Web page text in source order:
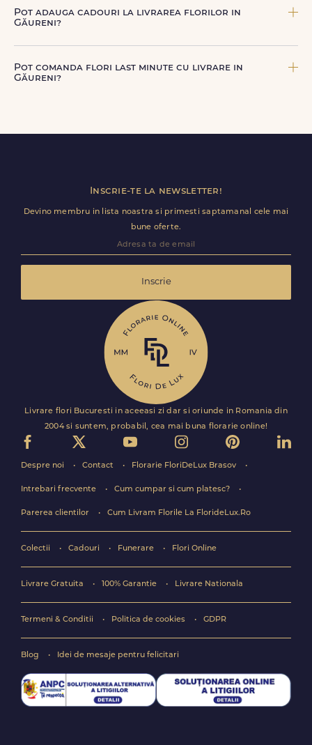
astfel incat poti comanda fara griji.
Pot adauga cadouri la livrarea florilor in
Găureni?
baloane, ursuleti de plus, torturi sau alte produse
premium direct in cosul de cumparaturi.
Pot comanda flori last minute cu livrare in
Găureni?
doar cateva ore.
Inscrie-te la newsletter!
Devino membru in lista noastra si primesti saptamanal cele mai
bune oferte.
Inscrie
Livrare flori Bucuresti in aceeasi zi dar si oriunde in Romania din
2004 si suntem, probabil, cea mai buna florarie online!
Despre noi Contact Florarie FloriDeLux Brasov
Intrebari frecvente Cum cumpar si cum platesc?
Parerea clientilor Cum Livram Florile La FlorideLux.Ro
Colectii Cadouri Funerare Flori Online
Livrare Gratuita 100% Garantie Livrare Nationala
Termeni & Conditii Politica de cookies GDPR
Blog Idei de mesaje pentru felicitari